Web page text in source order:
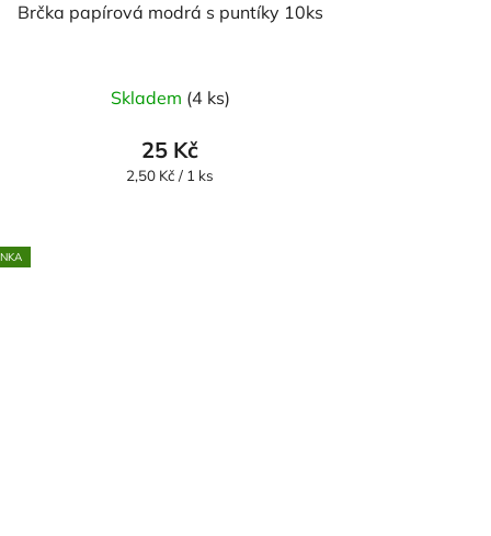
Brčka papírová modrá s puntíky 10ks
Skladem (4 ks)
25 Kč
Měrná
2,50 Kč / 1 ks